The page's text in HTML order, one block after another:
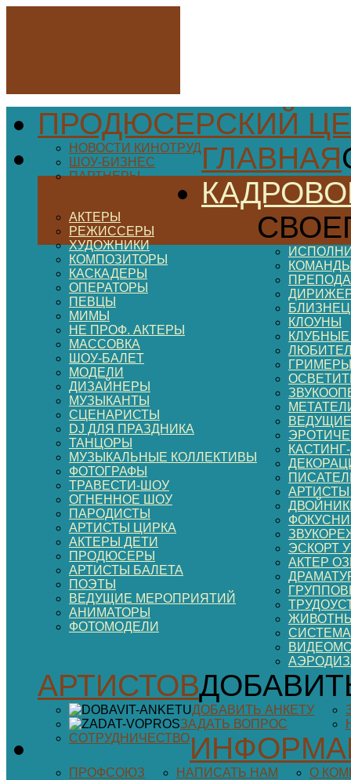
ПРОДЮСЕРСКИЙ
ГЛАВНАЯ
НОВОСТИ КИНОТРУД
ШОУ-БИЗНЕС
ПАРТНЕРЫ
АКТЕРЫ
РЕЖИССЕРЫ
ХУДОЖНИКИ
КОМПОЗИТОРЫ
КАСКАДЕРЫ
ОПЕРАТОРЫ
ПЕВЦЫ
МИМЫ
НЕ ПРОФ. АКТЕРЫ
МАССОВКА
ШОУ-БАЛЕТ
МОДЕЛИ
ДИЗАЙНЕРЫ
МУЗЫКАНТЫ
СЦЕНАРИСТЫ
DJ ДЛЯ ПРАЗДНИКА
ТАНЦОРЫ
МУЗЫКАЛЬНЫЕ КОЛЛЕКТИВЫ
ФОТОГРАФЫ
ТРАВЕСТИ-ШОУ
ОГНЕННОЕ ШОУ
ПАРОДИСТЫ
АРТИСТЫ ЦИРКА
АКТЕРЫ ДЕТИ
ПРОДЮСЕРЫ
АРТИСТЫ БАЛЕТА
ПОЭТЫ
ВЕДУЩИЕ МЕРОПРИЯТИЙ
АНИМАТОРЫ
ФОТОМОДЕЛИ
КЛОУНЫ
КЛУБНЫЕ
ГРИМЕРЫ
ЭСКОРТ
АКТЕР
АРТИСТОВ
ДОБАВИТЬ АНКЕТУ
ЗАДАТЬ ВОПРОС
СОТРУДНИЧЕСТВО
ПРОФСОЮЗ НАПИСАТЬ НАМ О